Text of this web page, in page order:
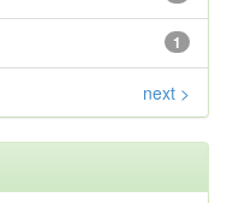
1
next >